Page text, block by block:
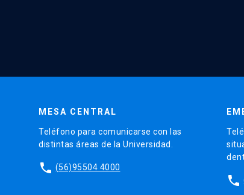
MESA CENTRAL
Teléfono para comunicarse con las
distintas áreas de la Universidad.
phone (56)95504 4000
phone